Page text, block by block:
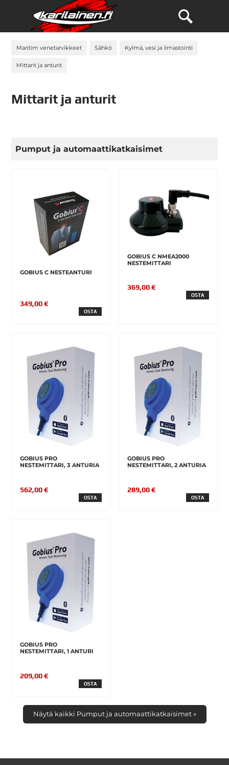
Maritim venetarvikkeet Sähkö Kylmä, vesi ja ilmastointi
Mittarit ja anturit
Mittarit ja anturit
Pumput ja automaattikatkaisimet
GOBIUS C NESTEANTURI
349,00 €
OSTA
GOBIUS C NMEA2000
NESTEMITTARI
369,00 €
OSTA
GOBIUS PRO
NESTEMITTARI, 3 ANTURIA
562,00 €
OSTA
GOBIUS PRO
NESTEMITTARI, 2 ANTURIA
289,00 €
OSTA
GOBIUS PRO
NESTEMITTARI, 1 ANTURI
209,00 €
OSTA
Näytä kaikki Pumput ja automaattikatkaisimet »